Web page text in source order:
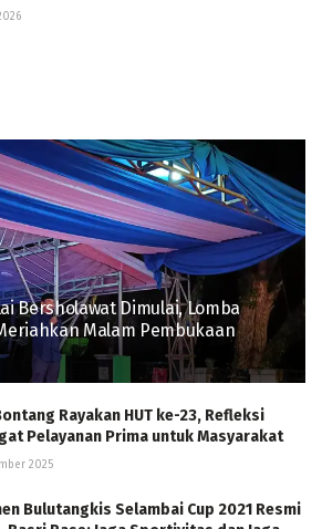
Bersholawat Dimulai, Lomba
Malam Pembukaan
Rayakan HUT ke-23, Refleksi
Pelayanan Prima untuk Masyarakat
2025
Bulutangkis Selambai Cup 2021 Resmi